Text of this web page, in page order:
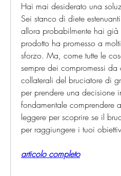
Hai mai desiderato una
Sei stanco di diete
allora probabilmente hai già
prodotto ha promesso a
sforzo. Ma, come tutte le
sempre dei compromessi
collaterali del bruciatore di
per prendere una decisione
fondamentale comprendere
leggere per scoprire se il
per raggiungere i tuoi
articolo completo